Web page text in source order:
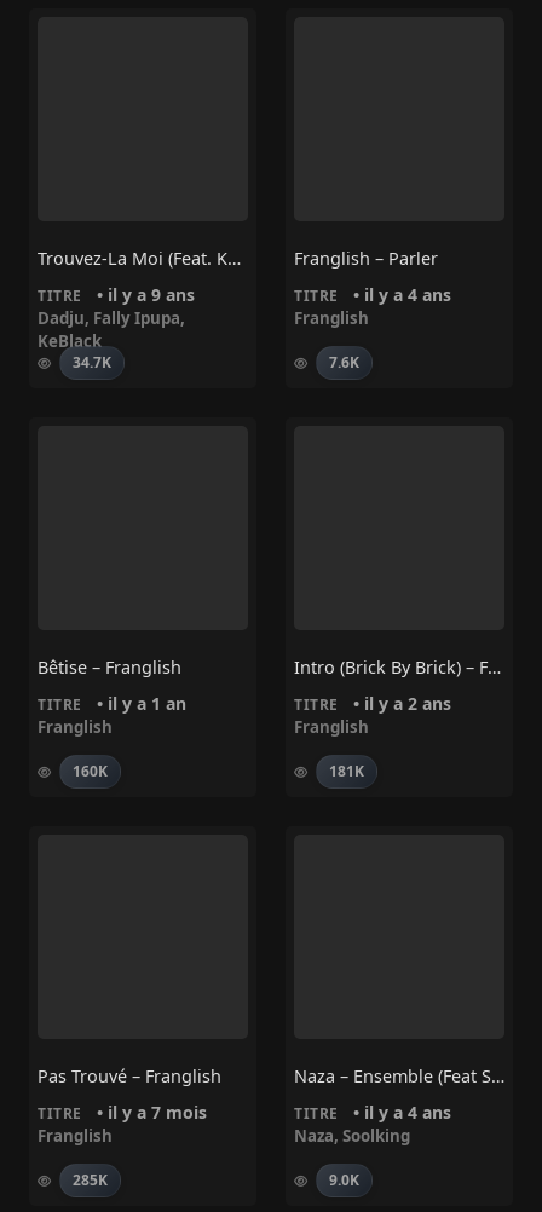
Trouvez-La Moi (Feat. KeBlack & Fally Ipupa)
TITRE • il y a 9 ans
Dadju, Fally Ipupa,
KeBlack
34.7K
Franglish – Parler
TITRE • il y a 4 ans
Franglish
7.6K
Bêtise – Franglish
TITRE • il y a 1 an
Franglish
160K
Intro (Brick By Brick) – Franglish
TITRE • il y a 2 ans
Franglish
181K
Pas Trouvé – Franglish
TITRE • il y a 7 mois
Franglish
285K
Naza – Ensemble (Feat Soolking)
TITRE • il y a 4 ans
Naza, Soolking
9.0K